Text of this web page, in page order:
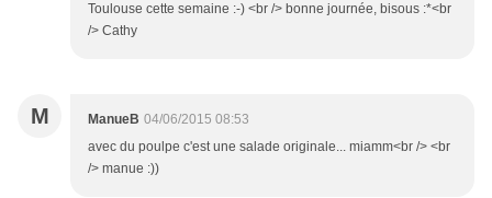
Toulouse cette semaine :-) <br /> bonne journée, bisous :*<br
/> Cathy
M ManueB 04/06/2015 08:53
avec du poulpe c'est une salade originale... miamm<br /> <br
/> manue :))